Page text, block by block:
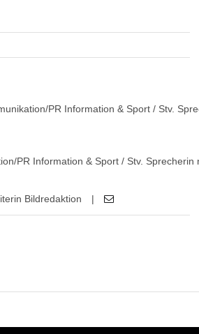
PR Information & Sport / Stv.
PR Information & Sport / Stv. Sprecherin
Bildredaktion |